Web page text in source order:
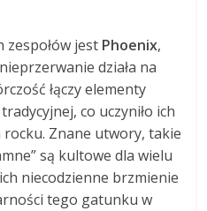
zespołów jest Phoenix,
działa na
łączy elementy
co uczyniło ich
Znane utwory, takie
są kultowe dla wielu
niecodzienne brzmienie
tego gatunku w